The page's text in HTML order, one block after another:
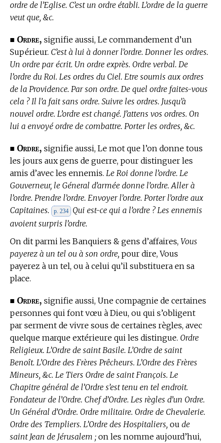
ordre de l’Eglise. C’est un ordre établi. L’ordre de la guerre
veut que, &c.
■ Ordre, signifie aussi, Le commandement d’un
Supérieur. C’est à lui à donner l’ordre. Donner les ordres.
Un ordre par écrit. Un ordre exprès. Ordre verbal. De
l’ordre du Roi. Les ordres du Ciel. Etre soumis aux ordres
de la Providence. Par son ordre. De quel ordre faites-vous
cela ? Il l’a fait sans ordre. Suivre les ordres. Jusqu’à
nouvel ordre. L’ordre est changé. J’attens vos ordres. On
lui a envoyé ordre de combattre. Porter les ordres, &c.
■ Ordre, signifie aussi, Le mot que l’on donne tous
les jours aux gens de guerre, pour distinguer les
amis d’avec les ennemis. Le Roi donne l’ordre. Le
Gouverneur, le Géneral d’armée donne l’ordre. Aller à
l’ordre. Prendre l’ordre. Envoyer l’ordre. Porter l’ordre aux
Capitaines.
p. 234
Qui est-ce qui a l’ordre ? Les ennemis
avoient surpris l’ordre.
On dit parmi les Banquiers & gens d’affaires, Vous
payerez à un tel ou à son ordre, pour dire, Vous
payerez à un tel, ou à celui qu’il substituera en sa
place.
■ Ordre, signifie aussi, Une compagnie de certaines
personnes qui font vœu à Dieu, ou qui s’obligent
par serment de vivre sous de certaines règles, avec
quelque marque extérieure qui les distingue. Ordre
Religieux. L’Ordre de saint Basile. L’Ordre de saint
Benoît. L’Ordre des Frères Prêcheurs. L’Ordre des Frères
Mineurs, &c. Le Tiers Ordre de saint François. Le
Chapitre général de l’Ordre s’est tenu en tel endroit.
Fondateur de l’Ordre. Chef d’Ordre. Les règles d’un Ordre.
Un Général d’Ordre. Ordre militaire. Ordre de Chevalerie.
Ordre des Templiers. L’Ordre des Hospitaliers, ou de
saint Jean de Jérusalem ; on les nomme aujourd’hui,